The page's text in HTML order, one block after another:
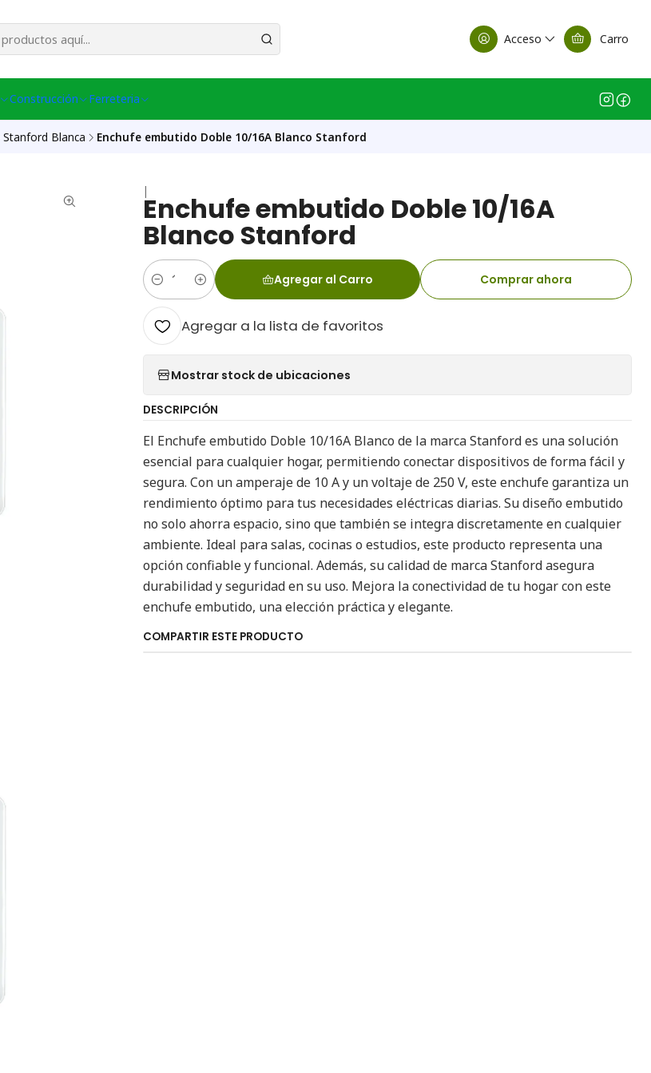
Acceso Carro
Construcción Ferreteria
Stanford Blanca Enchufe embutido Doble 10/16A Blanco Stanford
|
Enchufe embutido Doble 10/16A
Blanco Stanford
Cantidad
Agregar al Carro Comprar ahora
Agregar a la lista de favoritos
Mostrar stock de ubicaciones
DESCRIPCIÓN
El Enchufe embutido Doble 10/16A Blanco de la marca Stanford es una solución
esencial para cualquier hogar, permitiendo conectar dispositivos de forma fácil y
segura. Con un amperaje de 10 A y un voltaje de 250 V, este enchufe garantiza un
rendimiento óptimo para tus necesidades eléctricas diarias. Su diseño embutido
no solo ahorra espacio, sino que también se integra discretamente en cualquier
ambiente. Ideal para salas, cocinas o estudios, este producto representa una
opción confiable y funcional. Además, su calidad de marca Stanford asegura
durabilidad y seguridad en su uso. Mejora la conectividad de tu hogar con este
enchufe embutido, una elección práctica y elegante.
COMPARTIR ESTE PRODUCTO